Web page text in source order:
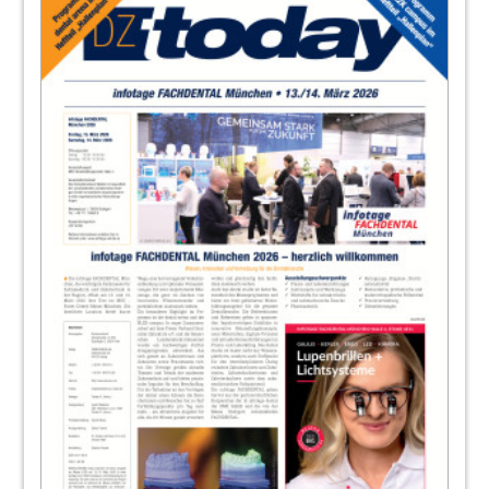
20Wirtschaft
Redaktion
Events
Redaktion
Unternehmensinformationen
Redaktion
Produkte
Redaktion
57. Bayerischer Zahnärztetag
VDW GmbH
Dentsply Sirona - The Dental Solutions